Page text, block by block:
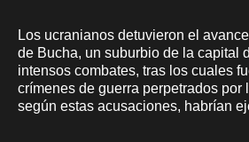
Los ucranianos detuvieron el
de Bucha, un suburbio de la capital
intensos combates, tras los cuales
crímenes de guerra perpetrados por
según estas acusaciones, habrían